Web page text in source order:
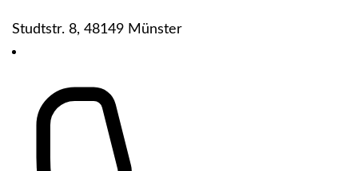
Studtstr. 8, 48149 Münster